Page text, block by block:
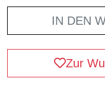
IN DEN
Zur